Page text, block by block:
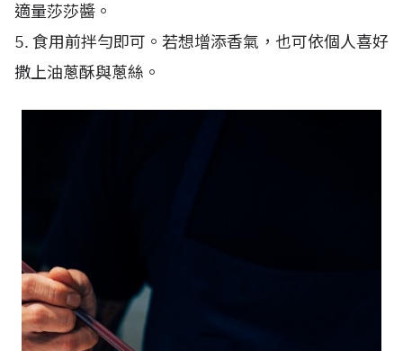
適量莎莎醬。
5. 食用前拌勻即可。若想增添香氣，也可依個人喜好
撒上油蔥酥與蔥絲。